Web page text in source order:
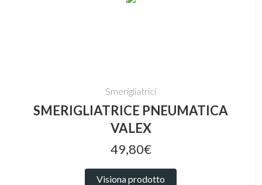
Smerigliatrici
SMERIGLIATRICE PNEUMATICA
VALEX
49,80€
Visiona prodotto